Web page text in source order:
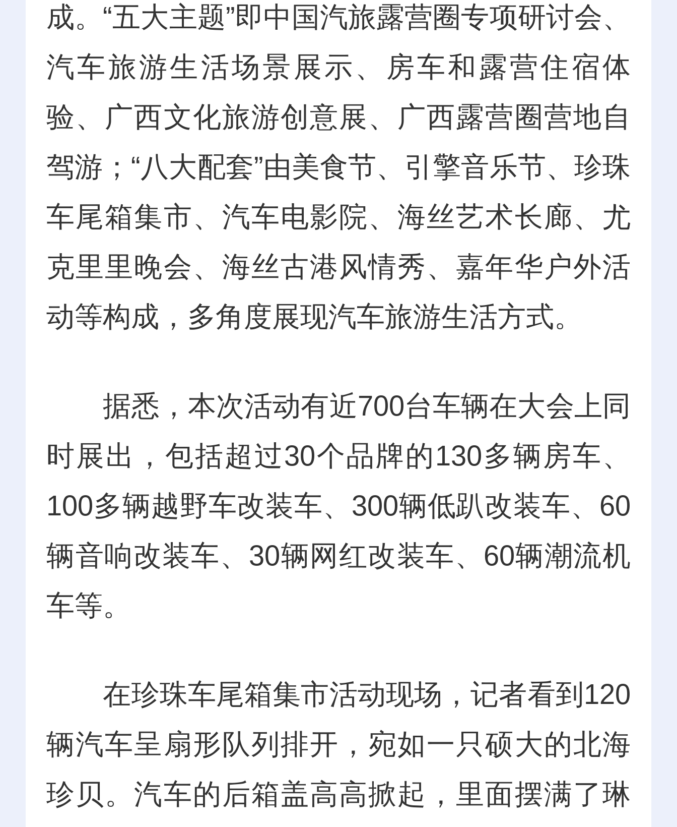
成。“五大主题”即中国汽旅露营圈专项研讨会、
汽车旅游生活场景展示、房车和露营住宿体
验、广西文化旅游创意展、广西露营圈营地自
驾游；“八大配套”由美食节、引擎音乐节、珍珠
车尾箱集市、汽车电影院、海丝艺术长廊、尤
克里里晚会、海丝古港风情秀、嘉年华户外活
动等构成，多角度展现汽车旅游生活方式。
据悉，本次活动有近700台车辆在大会上同
时展出，包括超过30个品牌的130多辆房车、
100多辆越野车改装车、300辆低趴改装车、60
辆音响改装车、30辆网红改装车、60辆潮流机
车等。
在珍珠车尾箱集市活动现场，记者看到120
辆汽车呈扇形队列排开，宛如一只硕大的北海
珍贝。汽车的后箱盖高高掀起，里面摆满了琳